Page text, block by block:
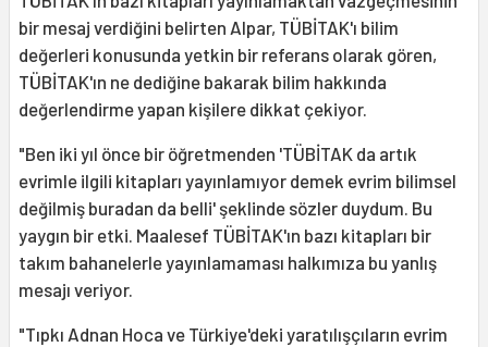
bir mesaj verdiğini belirten Alpar, TÜBİTAK'ı bilim
değerleri konusunda yetkin bir referans olarak gören,
TÜBİTAK'ın ne dediğine bakarak bilim hakkında
değerlendirme yapan kişilere dikkat çekiyor.
"Ben iki yıl önce bir öğretmenden 'TÜBİTAK da artık
evrimle ilgili kitapları yayınlamıyor demek evrim bilimsel
değilmiş buradan da belli' şeklinde sözler duydum. Bu
yaygın bir etki. Maalesef TÜBİTAK'ın bazı kitapları bir
takım bahanelerle yayınlamaması halkımıza bu yanlış
mesajı veriyor.
"Tıpkı Adnan Hoca ve Türkiye'deki yaratılışçıların evrim